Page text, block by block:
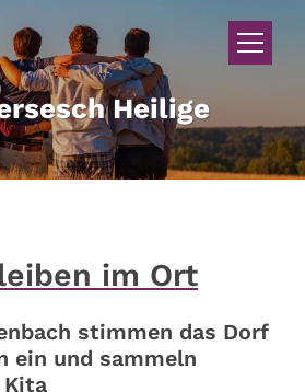
Heilige
im Ort
stimmen das Dorf
ein und sammeln
Kita